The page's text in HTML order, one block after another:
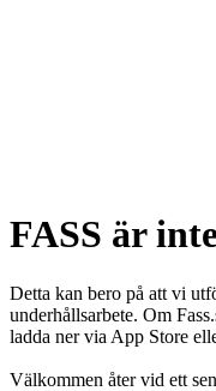
FASS är
Detta kan bero på att vi
underhållsarbete. Om
ladda ner via App Store
Välkommen åter vid ett